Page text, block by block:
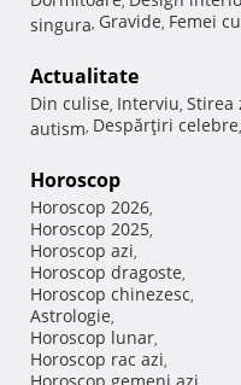
singura, Gravide, Femei
Actualitate
Din culise, Interviu, Stirea
autism, Despărţiri celebre,
Horoscop
Horoscop 2026,
Horoscop 2025,
Horoscop azi,
Horoscop dragoste,
Horoscop chinezesc,
Astrologie,
Horoscop lunar,
Horoscop rac azi,